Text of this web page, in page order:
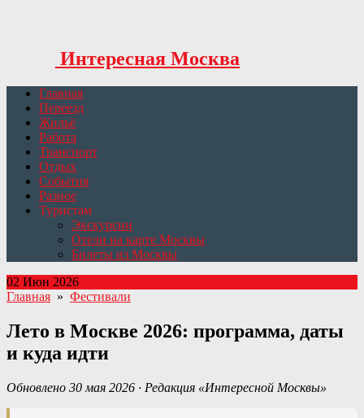
Интересная Москва
Главная
Переезд
Жильё
Работа
Транспорт
Отдых
События
Разное
Туристам
Экскурсии
Отели на карте Москвы
Билеты из Москвы
02 Июн 2026
Главная » Фестивали
Лето в Москве 2026: программа, даты
и куда идти
Обновлено 30 мая 2026 · Редакция «Интересной Москвы»